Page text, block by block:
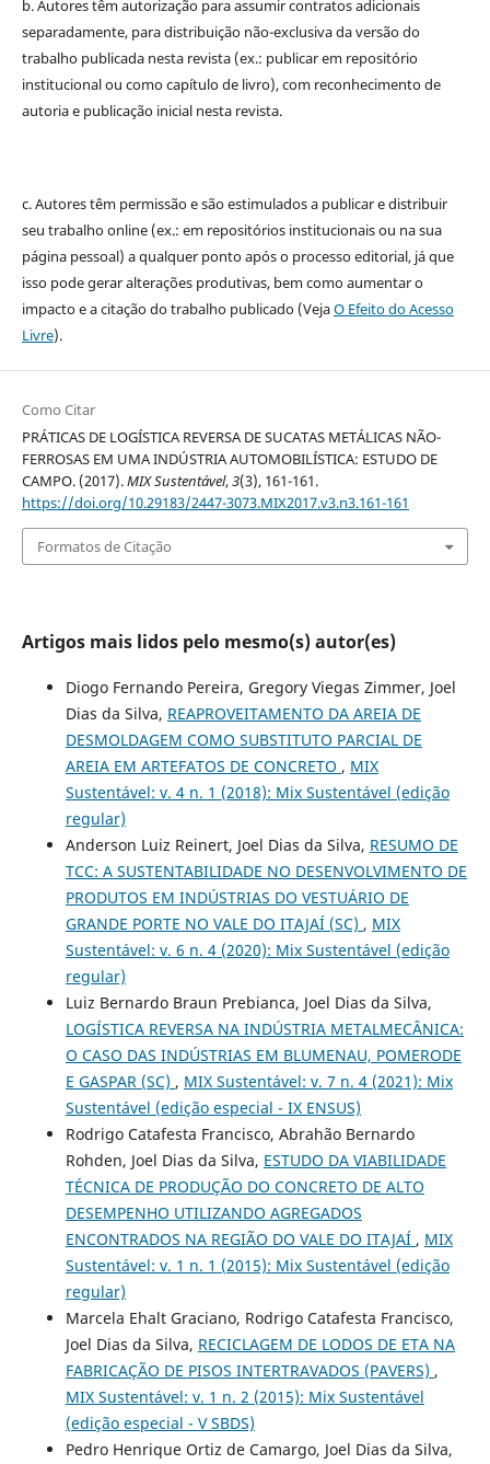
b. Autores têm autorização para assumir contratos adicionais
separadamente, para distribuição não-exclusiva da versão do
trabalho publicada nesta revista (ex.: publicar em repositório
institucional ou como capítulo de livro), com reconhecimento de
autoria e publicação inicial nesta revista.
c. Autores têm permissão e são estimulados a publicar e distribuir
seu trabalho online (ex.: em repositórios institucionais ou na sua
página pessoal) a qualquer ponto após o processo editorial, já que
isso pode gerar alterações produtivas, bem como aumentar o
impacto e a citação do trabalho publicado (VejaO Efeito do Acesso
Livre).
Como Citar
PRÁTICAS DE LOGÍSTICA REVERSA DE SUCATAS METÁLICAS NÃO-
FERROSAS EM UMA INDÚSTRIA AUTOMOBILÍSTICA: ESTUDO DE
CAMPO. (2017).MIX Sustentável,3(3), 161-161.
https://doi.org/10.29183/2447-3073.MIX2017.v3.n3.161-161
Formatos de Citação
Artigos mais lidos pelo mesmo(s) autor(es)
Diogo Fernando Pereira, Gregory Viegas Zimmer, Joel
Dias da Silva, REAPROVEITAMENTO DA AREIA DE
DESMOLDAGEM COMO SUBSTITUTO PARCIAL DE
AREIA EM ARTEFATOS DE CONCRETO , MIX
Sustentável: v. 4 n. 1 (2018): Mix Sustentável (edição
regular)
Anderson Luiz Reinert, Joel Dias da Silva, RESUMO DE
TCC: A SUSTENTABILIDADE NO DESENVOLVIMENTO DE
PRODUTOS EM INDÚSTRIAS DO VESTUÁRIO DE
GRANDE PORTE NO VALE DO ITAJAÍ (SC) , MIX
Sustentável: v. 6 n. 4 (2020): Mix Sustentável (edição
regular)
Luiz Bernardo Braun Prebianca, Joel Dias da Silva,
LOGÍSTICA REVERSA NA INDÚSTRIA METALMECÂNICA:
O CASO DAS INDÚSTRIAS EM BLUMENAU, POMERODE
E GASPAR (SC) , MIX Sustentável: v. 7 n. 4 (2021): Mix
Sustentável (edição especial - IX ENSUS)
Rodrigo Catafesta Francisco, Abrahão Bernardo
Rohden, Joel Dias da Silva, ESTUDO DA VIABILIDADE
TÉCNICA DE PRODUÇÃO DO CONCRETO DE ALTO
DESEMPENHO UTILIZANDO AGREGADOS
ENCONTRADOS NA REGIÃO DO VALE DO ITAJAÍ , MIX
Sustentável: v. 1 n. 1 (2015): Mix Sustentável (edição
regular)
Marcela Ehalt Graciano, Rodrigo Catafesta Francisco,
Joel Dias da Silva, RECICLAGEM DE LODOS DE ETA NA
FABRICAÇÃO DE PISOS INTERTRAVADOS (PAVERS) ,
MIX Sustentável: v. 1 n. 2 (2015): Mix Sustentável
(edição especial - V SBDS)
Pedro Henrique Ortiz de Camargo, Joel Dias da Silva,